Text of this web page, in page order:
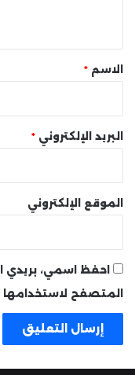
* الاسم *
البريد الإلكتروني *
الموقع الإلكتروني
احفظ اسمي، بريدي
المتصفح